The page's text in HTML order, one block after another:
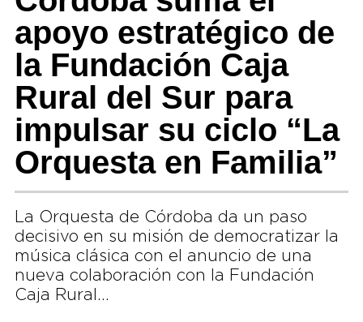
apoyo estratégico de
la Fundación Caja
Rural del Sur para
impulsar su ciclo “La
Orquesta en Familia”
La Orquesta de Córdoba da un paso
decisivo en su misión de democratizar la
música clásica con el anuncio de una
nueva colaboración con la Fundación
Caja Rural…